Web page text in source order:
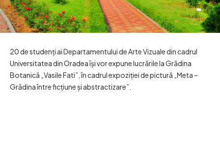
20 de studenți ai Departamentului de Arte Vizuale din cadrul
Universitatea din Oradea își vor expune lucrările la Grădina
Botanică „Vasile Fati”, în cadrul expoziției de pictură „Meta –
Grădina între ficțiune și abstractizare”.